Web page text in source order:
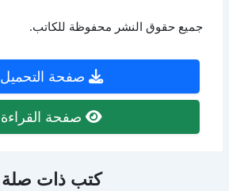
جميع حقوق النشر محفوظة للكاتب.
صفحة التحميل
صفحة القراءة
كتب ذات صلة